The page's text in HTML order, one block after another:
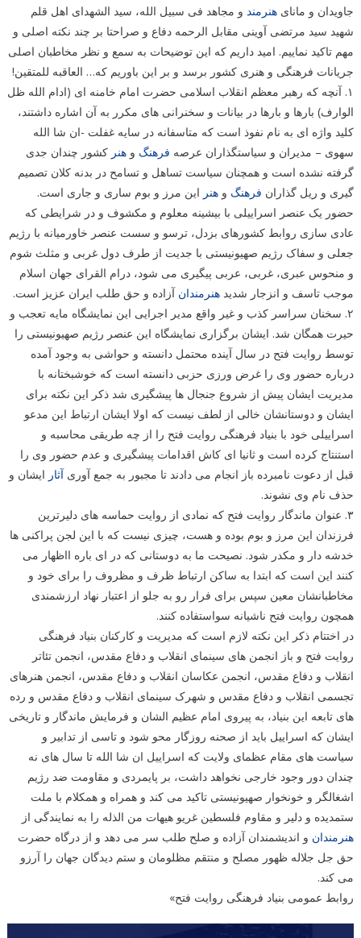
جاویدان و مانای هنرمندو مجاهد فی سبیل الله، سید الشهدای اهل قلم
شهید سید مرتضی آوینی مقابل الرحمه دفاع و صراحتا بر چند نکته اصلی و
مهم تاکید نماییم. امید داریم که این توضیحات به سمع و نظر مخاطبان اصلی
جریانات فرهنگی و هنری کشور برسد و بر این باوریم که… العاقبه للمتقین!
۱. آنچه که رهبر معظم انقلاب اسلامی حضرت امام خامنه ای (ادام الله ظل
الوارف) بارها و بارها در بیانات و سخنرانی های مکرر به آن اشاره داشتند،
کلید واژه ای به نام نفوذ است که متاسفانه در سایه غفلت -ان شا الله
سهوی – مدیران و سیاستگذاران عرصه فرهنگ و هنر کشور چندان جدی
گرفته نشده است و همچنان سیاست تساهل و تسامح در بدنه کلان تصمیم
گیری و ریل گذاران فرهنگ و هنر این مرز و بوم ساری و جاری است.
حضور یک عنصر اسراییلی با بیشینه معلوم و مکشوف و در شرایطی که
عادی سازی روابط کشورهای بزدل، ترسو و سست عنصر خاورمیانه با رژیم
جعلی و سفاک رژیم صهیونیستی با جدیت از طرف دول غربی و مثلث شوم
و منحوس عبری، غربی، عربی پیگیری می شود، درام القرای جهان اسلام
موجب تاسف و انزجار شدید هنرمندان آزاده و حق طلب ایران عزیز است.
۲. سخنان سراسر کذب و غیر واقع مدیر اجرایی این نمایشگاه مایه تعجب و
حیرت همگان شد. ایشان برگزاری نمایشگاه این عنصر رژیم صهیونیستی را
توسط روایت فتح در سال آینده محتمل دانسته و حواشی به وجود آمده
درباره حضور وی را غرض ورزی حزبی دانسته است که خوشبختانه با
مدیریت ایشان پیش از شروع جنجال ها پیشگیری شد ذکر این نکته برای
ایشان و دوستانشان خالی از لطف نیست که اولا ایشان ارتباط این مدعو
اسراییلی خود با بنیاد فرهنگی روایت فتح را از چه طریقی محاسبه و
استنتاج کرده است و ثانیا ای کاش اقدامات پیشگیری و عدم حضور وی را
قبل از دعوت نامبرده باز انجام می دادند تا مجبور به جمع آوری آثار ایشان و
حذف نام وی نشوند.
۳. عنوان ماندگار روایت فتح که نمادی از روایت حماسه های دلیرترین
فرزندان این مرز و بوم بوده و هست، چیزی نیست که با این لجن پراکنی ها
خدشه دار و مکدر شود. نصیحت ما به دوستانی که در ای باره ااظهار می
کنند این است که ابتدا به ساکن ارتباط ظرف و مظروف را برای خود و
مخاطبانشان معین سپس برای فرار رو به جلو از اعتبار نهاد ارزشمندی
همچون روایت فتح ناشیانه سواستفاده کنند.
در اختتام ذکر این نکته لازم است که مدیریت و کارکنان بنیاد فرهنگی
روایت فتح و باز انجمن های سینمای انقلاب و دفاع مقدس، انجمن تئاتر
انقلاب و دفاع مقدس، انجمن عکاسان انقلاب و دفاع مقدس، انجمن هنرهای
تجسمی انقلاب و دفاع مقدس و شهرک سینمای انقلاب و دفاع مقدس و رده
های تابعه این بنیاد، به پیروی امام عظیم الشان و فرمایش ماندگار و تاریخی
ایشان که اسراییل باید از صحنه روزگار محو شود و تاسی از تدابیر و
سیاست های مقام عظمای ولایت که اسراییل ان شا الله تا سال های نه
چندان دور وجود خارجی نخواهد داشت، بر پایمردی و مقاومت ضد رژیم
اشغالگر و خونخوار صهیونیستی تاکید می کند و همراه و همکلام با ملت
ستمدیده و دلیر و مقاوم فلسطین غریو هیهات من الذله را به نمایندگی از
هنرمندان و اندیشمندان آزاده و صلح طلب سر می دهد و از درگاه حضرت
حق جل جلاله ظهور مصلح و منتقم مظلومان و ستم دیدگان جهان را آرزو
می کند.
روابط عمومی بنیاد فرهنگی روایت فتح»